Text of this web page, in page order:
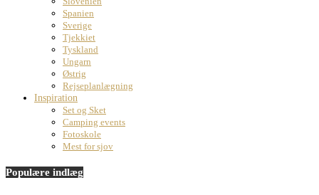
Spanien
Sverige
Tjekkiet
Tyskland
Ungarn
Østrig
Rejseplanlægning
Inspiration
Set og Sket
Camping events
Fotoskole
Mest for sjov
Populære indlæg